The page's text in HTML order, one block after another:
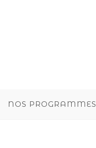
NOS PROGRAMMES